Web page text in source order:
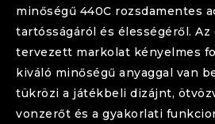
minőségű 440C rozsdamentes
tartósságáról és élességéről. Az
tervezett markolat kényelmes
kiváló minőségű anyaggal van
tükrözi a játékbeli dizájnt,
vonzerőt és a gyakorlati